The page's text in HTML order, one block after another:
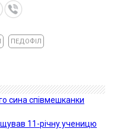
ПЕДОФІЛ
сина співмешканки
11-річну ученицю